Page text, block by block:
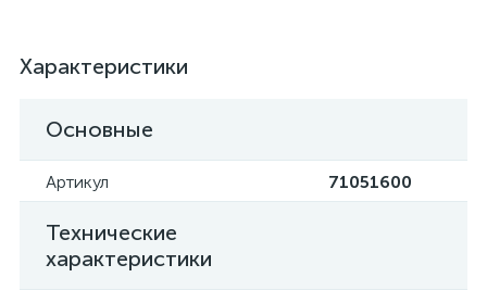
Характеристики
Основные
Артикул 71051600
Технические
характеристики